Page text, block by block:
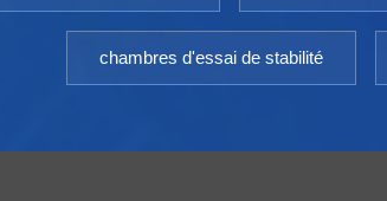
chambres d'essai de stabilité